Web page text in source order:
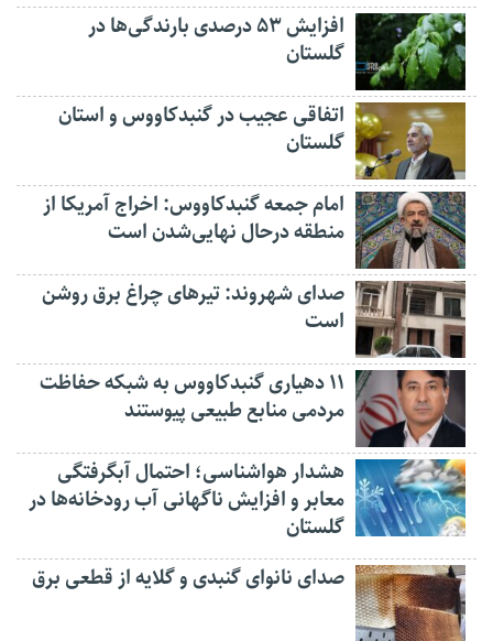
افزایش ۵۳ درصدی بارندگی‌ها در
گلستان
اتفاقی عجیب در‌ گنبدکاووس و استان
گلستان
امام جمعه گنبدکاووس: اخراج آمریکا از
منطقه درحال نهایی‌شدن است
صدای شهروند: تیرهای چراغ برق روشن
است
۱۱ دهیاری گنبدکاووس به شبکه حفاظت
مردمی منابع طبیعی پیوستند
هشدار هواشناسی؛ احتمال آبگرفتگی
معابر و افزایش ناگهانی آب رودخانه‌ها در
گلستان
صدای نانوای گنبدی و گلایه از قطعی برق